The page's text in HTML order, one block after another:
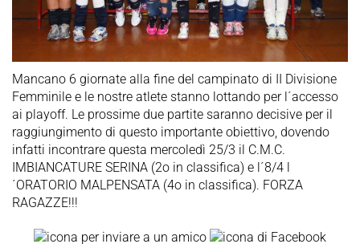
Mancano 6 giornate alla fine del campinato di II Divisione
Femminile e le nostre atlete stanno lottando per l´accesso
ai playoff. Le prossime due partite saranno decisive per il
raggiungimento di questo importante obiettivo, dovendo
infatti incontrare questa mercoledì 25/3 il C.M.C.
IMBIANCATURE SERINA (2o in classifica) e l´8/4 l
´ORATORIO MALPENSATA (4o in classifica). FORZA
RAGAZZE!!!